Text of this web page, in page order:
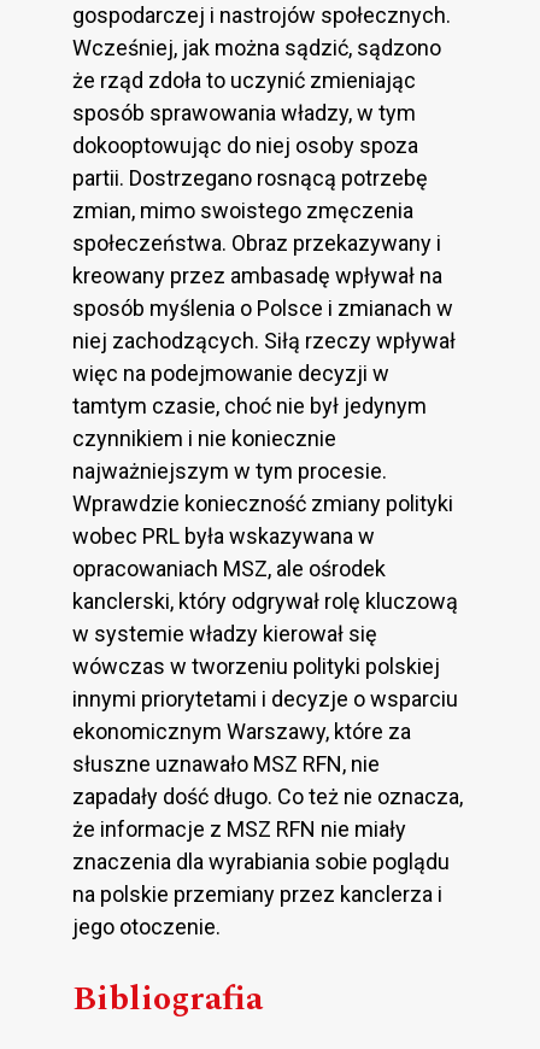
gospodarczej i nastrojów społecznych.
Wcześniej, jak można sądzić, sądzono
że rząd zdoła to uczynić zmieniając
sposób sprawowania władzy, w tym
dokooptowując do niej osoby spoza
partii. Dostrzegano rosnącą potrzebę
zmian, mimo swoistego zmęczenia
społeczeństwa. Obraz przekazywany i
kreowany przez ambasadę wpływał na
sposób myślenia o Polsce i zmianach w
niej zachodzących. Siłą rzeczy wpływał
więc na podejmowanie decyzji w
tamtym czasie, choć nie był jedynym
czynnikiem i nie koniecznie
najważniejszym w tym procesie.
Wprawdzie konieczność zmiany polityki
wobec PRL była wskazywana w
opracowaniach MSZ, ale ośrodek
kanclerski, który odgrywał rolę kluczową
w systemie władzy kierował się
wówczas w tworzeniu polityki polskiej
innymi priorytetami i decyzje o wsparciu
ekonomicznym Warszawy, które za
słuszne uznawało MSZ RFN, nie
zapadały dość długo. Co też nie oznacza,
że informacje z MSZ RFN nie miały
znaczenia dla wyrabiania sobie poglądu
na polskie przemiany przez kanclerza i
jego otoczenie.
Bibliografia